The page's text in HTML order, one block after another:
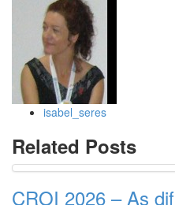
isabel_seres
Related Posts
CROI 2026 – As